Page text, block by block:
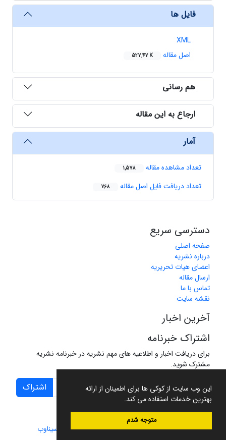
این وب سایت از کوکی ها برای اطمینان از ارائه
بهترین خدمات استفاده می کند.
متوجه شدم
فایل ها
XML
اصل مقاله
527.47 K
هم رسانی
ارجاع به این مقاله
آمار
تعداد مشاهده مقاله 1,578
تعداد دریافت فایل اصل مقاله 768
دسترسی سریع
صفحه اصلی
درباره نشریه
اعضای هیات تحریریه
ارسال مقاله
تماس با ما
نقشه سایت
آخرین اخبار
اشتراک خبرنامه
برای دریافت اخبار و اطلاعیه های مهم نشریه در خبرنامه نشریه
مشترک شوید.
اشتراک
سامانه مدیریت نشریات علمی.طراحی و پیاده سازی از سیناوب